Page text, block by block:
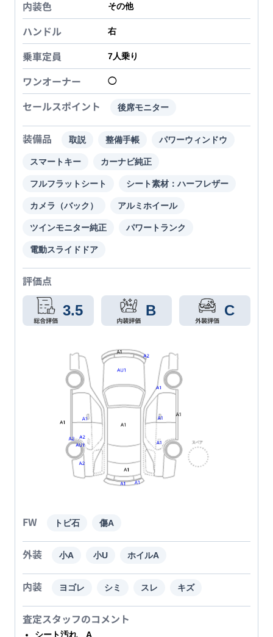
内装色 その他
ハンドル 右
乗車定員 7人乗り
ワンオーナー ◯
セールスポイント 後席モニター
装備品 取説 整備手帳 パワーウィンドウ
スマートキー カーナビ純正
フルフラットシート シート素材：ハーフレザー
カメラ（バック） アルミホイール
ツインモニター純正 パワートランク
電動スライドドア
評価点
3.5 B C
FW トビ石 傷A
外装 小A 小U ホイルA
内装 ヨゴレ シミ スレ キズ
査定スタッフのコメント
シート汚れ A